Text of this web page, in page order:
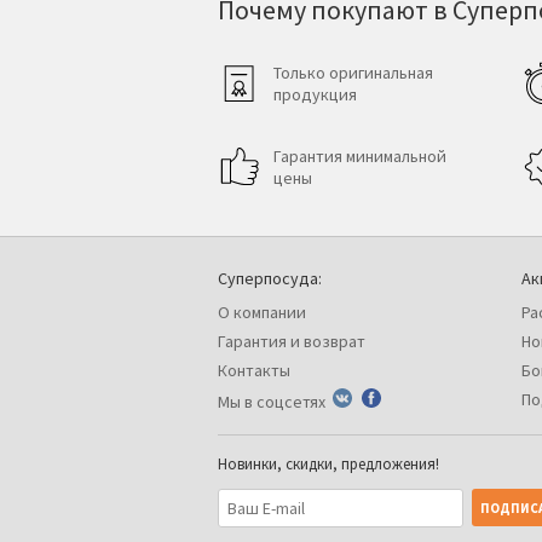
Почему покупают в
Только оригинальная
продукция
Гарантия минимальной
цены
Суперпосуда:
О компании
Гарантия и возврат
Контакты
Мы в соцсетях
Новинки, скидки, предложения!